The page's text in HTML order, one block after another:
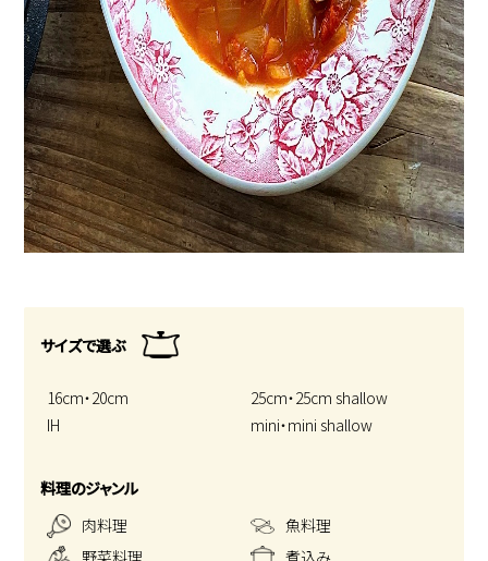
サイズで選ぶ
16cm・20cm
25cm・25cm shallow
IH
mini・mini shallow
料理のジャンル
肉料理
魚料理